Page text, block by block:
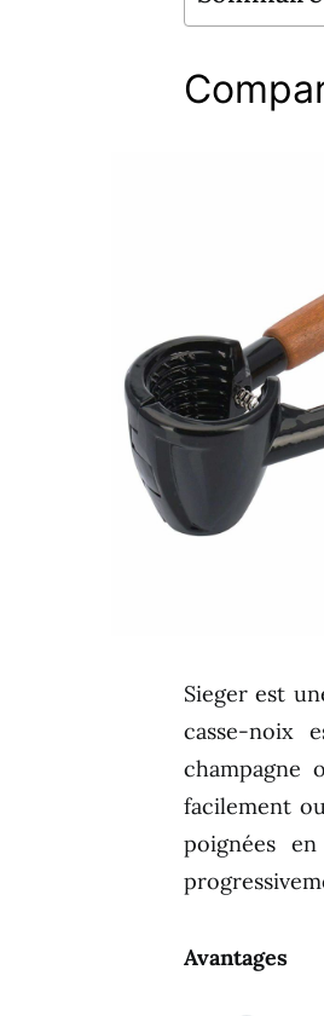
Sieger est
casse-noix
champagne
facilement
poignées
Avantages